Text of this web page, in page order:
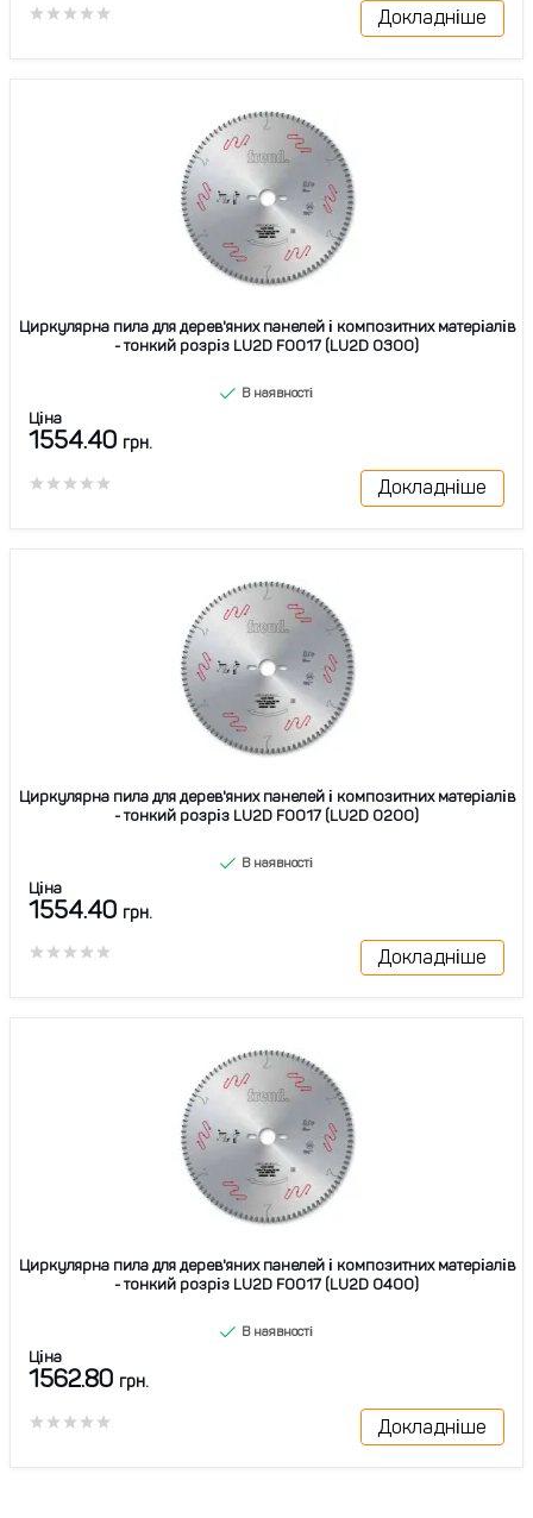
Докладніше
Циркулярна пила для дерев'яних панелей і композитних матеріалів
- тонкий розріз LU2D F0017 (LU2D 0300)
В наявності
Ціна
1554.40 грн.
Докладніше
Циркулярна пила для дерев'яних панелей і композитних матеріалів
- тонкий розріз LU2D F0017 (LU2D 0200)
В наявності
Ціна
1554.40 грн.
Докладніше
Циркулярна пила для дерев'яних панелей і композитних матеріалів
- тонкий розріз LU2D F0017 (LU2D 0400)
В наявності
Ціна
1562.80 грн.
Докладніше